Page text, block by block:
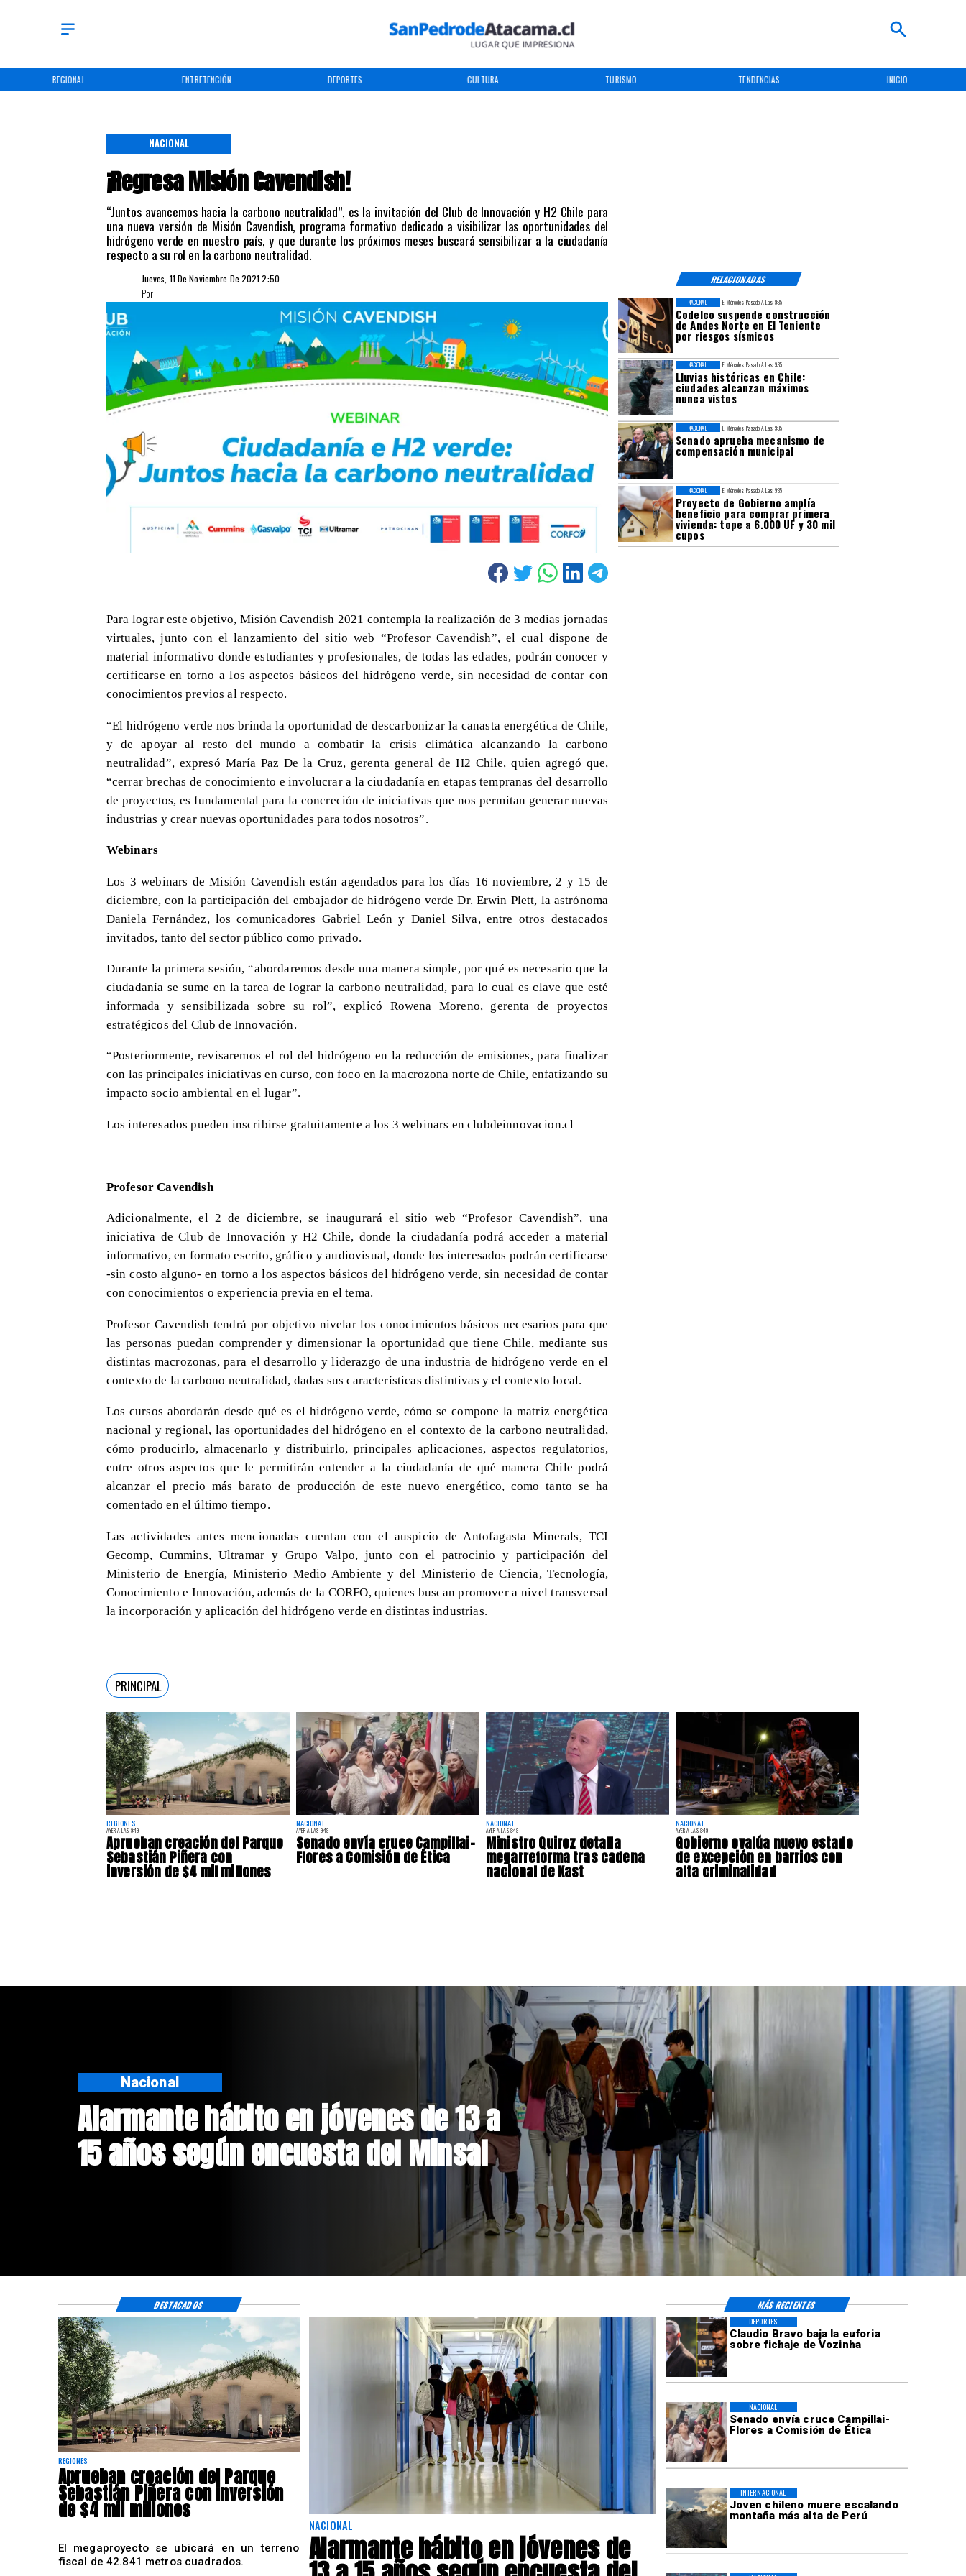
REGIONAL ENTRETENCIÓN DEPORTES CULTURA TURISMO TENDENCIAS INICIO
¡Regresa Misión Cavendish!
“Juntos avancemos hacia la carbono neutralidad”, es la invitación del Club de Innovación y H2 Chile para
una nueva versión de Misión Cavendish, programa formativo dedicado a visibilizar las oportunidades del
hidrógeno verde en nuestro país, y que durante los próximos meses buscará sensibilizar a la ciudadanía
respecto a su rol en la carbono neutralidad.
NACIONAL
RELACIONADAS
Jueves, 11 De Noviembre De 2021 2:50
Por
REGIONES
AYER A LAS 9:49
Aprueban creación del Parque
Sebastián Piñera con
inversión de $4 mil millones
NACIONAL
AYER A LAS 9:49
Senado envía cruce Campillai-
Flores a Comisión de Ética
NACIONAL
AYER A LAS 9:49
Ministro Quiroz detalla
megarreforma tras cadena
nacional de Kast
NACIONAL
AYER A LAS 9:49
Gobierno evalúa nuevo estado
de excepción en barrios con
alta criminalidad
El Miércoles Pasado A Las 9:35
Codelco suspende construcción
de Andes Norte en El Teniente
por riesgos sísmicos
NACIONAL
El Miércoles Pasado A Las 9:35
Lluvias históricas en Chile:
ciudades alcanzan máximos
nunca vistos
NACIONAL
El Miércoles Pasado A Las 9:35
Senado aprueba mecanismo de
compensación municipal
NACIONAL
El Miércoles Pasado A Las 9:35
Proyecto de Gobierno amplía
beneficio para comprar primera
vivienda: tope a 6.000 UF y 30 mil
cupos
NACIONAL
Para lograr este objetivo, Misión Cavendish 2021 contempla la realización de 3 medias jornadas
virtuales, junto con el lanzamiento del sitio web “Profesor Cavendish”, el cual dispone de
material informativo donde estudiantes y profesionales, de todas las edades, podrán conocer y
certificarse en torno a los aspectos básicos del hidrógeno verde, sin necesidad de contar con
conocimientos previos al respecto.
“El hidrógeno verde nos brinda la oportunidad de descarbonizar la canasta energética de Chile,
y de apoyar al resto del mundo a combatir la crisis climática alcanzando la carbono
neutralidad”, expresó María Paz De la Cruz, gerenta general de H2 Chile, quien agregó que,
“cerrar brechas de conocimiento e involucrar a la ciudadanía en etapas tempranas del desarrollo
de proyectos, es fundamental para la concreción de iniciativas que nos permitan generar nuevas
industrias y crear nuevas oportunidades para todos nosotros”.
Webinars
Los 3 webinars de Misión Cavendish están agendados para los días 16 noviembre, 2 y 15 de
diciembre, con la participación del embajador de hidrógeno verde Dr. Erwin Plett, la astrónoma
Daniela Fernández, los comunicadores Gabriel León y Daniel Silva, entre otros destacados
invitados, tanto del sector público como privado.
Durante la primera sesión, “abordaremos desde una manera simple, por qué es necesario que la
ciudadanía se sume en la tarea de lograr la carbono neutralidad, para lo cual es clave que esté
informada y sensibilizada sobre su rol”, explicó Rowena Moreno, gerenta de proyectos
estratégicos del Club de Innovación.
“Posteriormente, revisaremos el rol del hidrógeno en la reducción de emisiones, para finalizar
con las principales iniciativas en curso, con foco en la macrozona norte de Chile, enfatizando su
impacto socio ambiental en el lugar”.
Los interesados pueden inscribirse gratuitamente a los 3 webinars en clubdeinnovacion.cl
Profesor Cavendish
Adicionalmente, el 2 de diciembre, se inaugurará el sitio web “Profesor Cavendish”, una
iniciativa de Club de Innovación y H2 Chile, donde la ciudadanía podrá acceder a material
informativo, en formato escrito, gráfico y audiovisual, donde los interesados podrán certificarse
-sin costo alguno- en torno a los aspectos básicos del hidrógeno verde, sin necesidad de contar
con conocimientos o experiencia previa en el tema.
Profesor Cavendish tendrá por objetivo nivelar los conocimientos básicos necesarios para que
las personas puedan comprender y dimensionar la oportunidad que tiene Chile, mediante sus
distintas macrozonas, para el desarrollo y liderazgo de una industria de hidrógeno verde en el
contexto de la carbono neutralidad, dadas sus características distintivas y el contexto local.
Los cursos abordarán desde qué es el hidrógeno verde, cómo se compone la matriz energética
nacional y regional, las oportunidades del hidrógeno en el contexto de la carbono neutralidad,
cómo producirlo, almacenarlo y distribuirlo, principales aplicaciones, aspectos regulatorios,
entre otros aspectos que le permitirán entender a la ciudadanía de qué manera Chile podrá
alcanzar el precio más barato de producción de este nuevo energético, como tanto se ha
comentado en el último tiempo.
Las actividades antes mencionadas cuentan con el auspicio de Antofagasta Minerals, TCI
Gecomp, Cummins, Ultramar y Grupo Valpo, junto con el patrocinio y participación del
Ministerio de Energía, Ministerio Medio Ambiente y del Ministerio de Ciencia, Tecnología,
Conocimiento e Innovación, además de la CORFO, quienes buscan promover a nivel transversal
la incorporación y aplicación del hidrógeno verde en distintas industrias.
PRINCIPAL
Alarmante hábito en jóvenes de 13 a
15 años según encuesta del Minsal
Nacional
Claudio Bravo baja la euforia
sobre fichaje de Vozinha
DEPORTES
Senado envía cruce Campillai-
Flores a Comisión de Ética
NACIONAL
Joven chileno muere escalando
montaña más alta de Perú
INTERNACIONAL
REGIONES
Aprueban creación del Parque
Sebastián Piñera con inversión
de $4 mil millones
El megaproyecto se ubicará en un terreno
fiscal de 42.841 metros cuadrados.
NACIONAL
Alarmante hábito en jóvenes de
DESTACADOS MÁS RECIENTES